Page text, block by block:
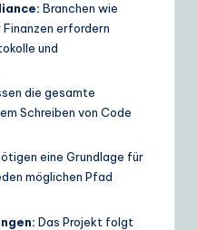
Branchen wie
erfordern
und
die gesamte
Schreiben von Code
eine Grundlage für
möglichen Pfad
Das Projekt folgt